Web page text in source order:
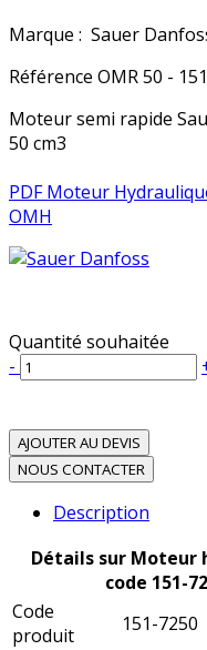
Marque : Sauer
Référence OMR 50 -
Moteur semi rapide
50 cm3
PDF Moteur
OMH
Quantité souhaitée
-
AJOUTER AU DEVIS
NOUS CONTACTER
Description
Détails sur Moteur
code 151-
Code
produit
151-7250